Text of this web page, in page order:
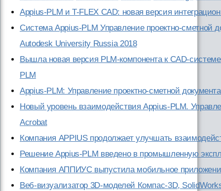
Appius-PLM и T-FLEX CAD: новая версия
Система Appius-PLM Управление проектно-сметной
Autodesk University Russia 2018
Вышла новая версия PLM-компонента к CAD-
PLM
Appius-PLM: Управление проектно-сметной
Новый уровень взаимодействия Appius-PLM.
Acrobat
Компания APPIUS продолжает улучшать
Решение Appius-PLM введено в промышленную
Компания АППИУС выпустила мобильное
Веб-визуализатор 3D-моделей Компас-3D,